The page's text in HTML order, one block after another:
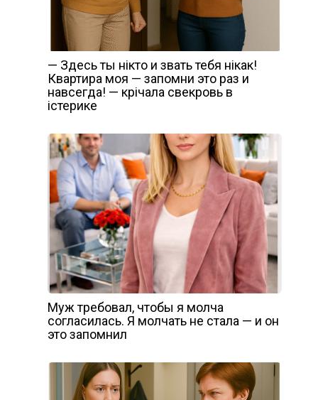
— Здесь ты нiкто и звать тебя нiкак!
Квартира моя — запомни это раз и
навсегда! — крiчала свекровь в
iстерике
Муж требовал, чтобы я молча
согласилась. Я молчать не стала — и он
это запомнил